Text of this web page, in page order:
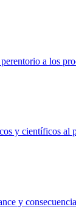
a los
y científicos al
y